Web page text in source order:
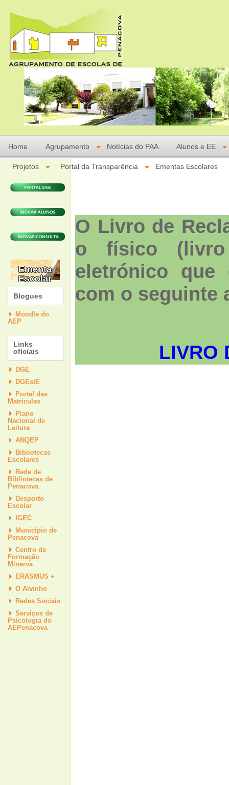
Home Agrupamento Notícias do PAA Alunos e EE
Projetos Portal da Transparência Ementas Escolares
Ementa
Escolar
Blogues
Moodle do
AEP
Links
oficiais
DGE
DGEstE
Portal das
Matriculas
Plano
Nacional de
Leitura
ANQEP
Bibliotecas
Escolares
Rede de
Bibliotecas de
Penacova
Desporto
Escolar
IGEC
Município de
Penacova
Centro de
Formação
Minerva
ERASMUS +
O Alvinho
Redes Sociais
Serviços de
Psicologia do
AEPenacova
O Livro de
o físico
eletrónico que
com o seguinte
LIVRO